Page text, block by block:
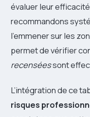
évaluer leur
recommandons
l’emmener sur les
permet de vérifier
recenséessont
L’intégration de ce
risques